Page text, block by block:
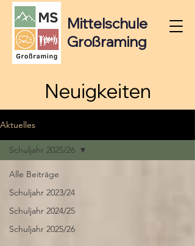
Mittelschule
Großraming
Neuigkeiten
Aktuelles
Alle Beiträge
Schuljahr 2023/24
Schuljahr 2024/25
Schuljahr 2025/26
Schuljahr 2025/26